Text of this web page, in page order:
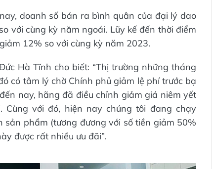
doanh số bán ra bình quân của đại lý dao
với cùng kỳ năm ngoái. Lũy kế đến thời điểm
12% so với cùng kỳ năm 2023.
Hà Tĩnh cho biết: “Thị trường những tháng
có tâm lý chờ Chính phủ giảm lệ phí trước bạ
nay, hãng đã điều chỉnh giảm giá niêm yết
với đó, hiện nay chúng tôi đang chạy
sản phẩm (tương đương với số tiền giảm 50%
được rất nhiều ưu đãi”.